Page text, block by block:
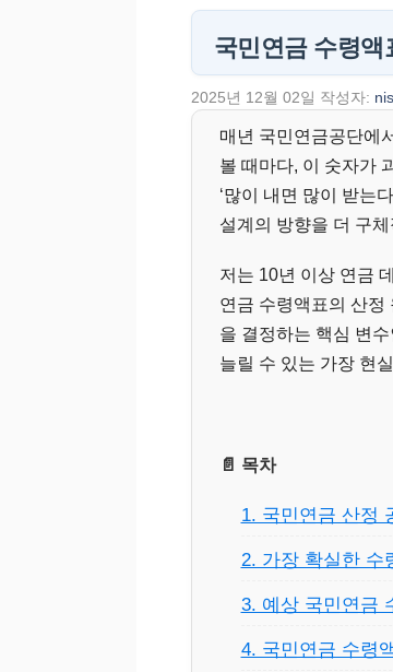
국민연금 수령
2025년 12월 02일 작성자:
매년 국민연금공단에
볼 때마다, 이 숫자가
‘많이 내면 많이 받는
설계의 방향을 더 구
저는 10년 이상 연금
연금 수령액표의 산정
을 결정하는 핵심 변수
늘릴 수 있는 가장 현
📄 목차
1. 국민연금 산정
2. 가장 확실한 수
3. 예상 국민연금
4. 국민연금 수령